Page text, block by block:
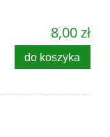
8,00 zł
do koszyka